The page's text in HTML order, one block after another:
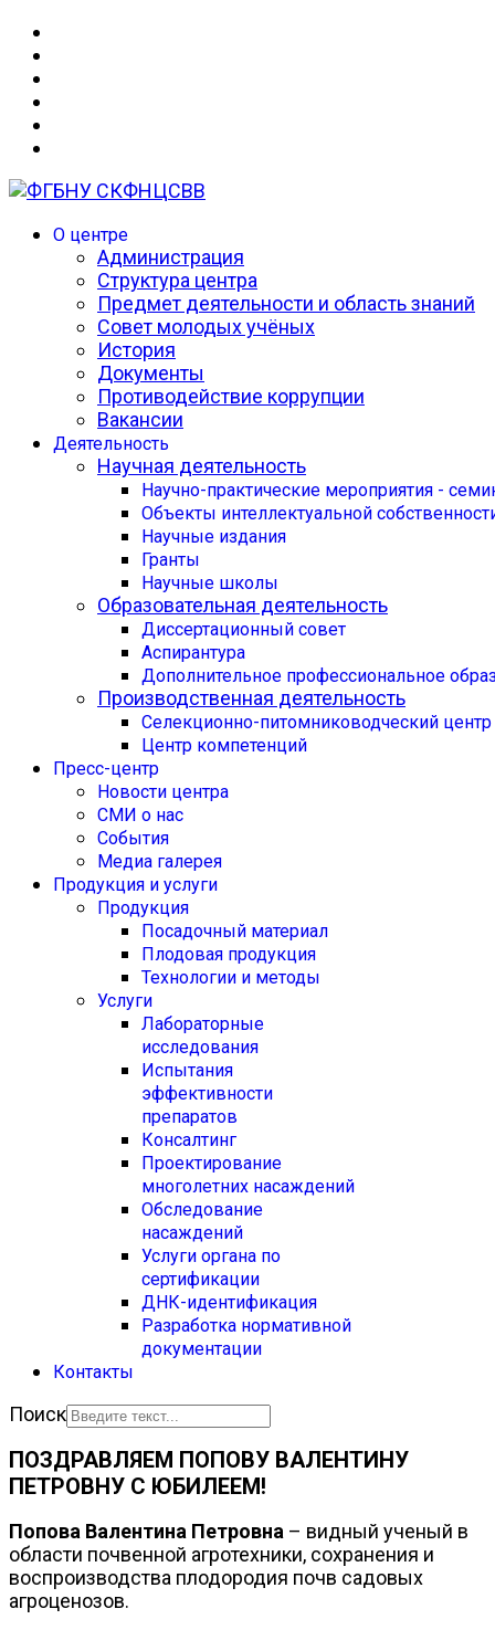
О центре
Администрация
Структура центра
Предмет деятельности и область знаний
Совет молодых учёных
История
Документы
Противодействие коррупции
Вакансии
Деятельность
Научная деятельность
Научно-практические мероприятия -
Объекты интеллектуальной
Научные издания
Гранты
Научные школы
Образовательная деятельность
Диссертационный совет
Аспирантура
Дополнительное профессиональное
Производственная деятельность
Селекционно-питомниководческий центр
Центр компетенций
Пресс-центр
Новости центра
СМИ о нас
События
Медиа галерея
Продукция и услуги
Продукция
Посадочный материал
Плодовая продукция
Технологии и методы
Услуги
Лабораторные
исследования
Испытания
эффективности
препаратов
Консалтинг
Проектирование
многолетних насаждений
Обследование
насаждений
Услуги органа по
сертификации
ДНК-идентификация
Разработка нормативной
документации
Контакты
Поиск
ПОЗДРАВЛЯЕМ ПОПОВУ ВАЛЕНТИНУ
ПЕТРОВНУ С ЮБИЛЕЕМ!
Попова Валентина Петровна – видный ученый в
области почвенной агротехники, сохранения и
воспроизводства плодородия почв садовых
агроценозов.